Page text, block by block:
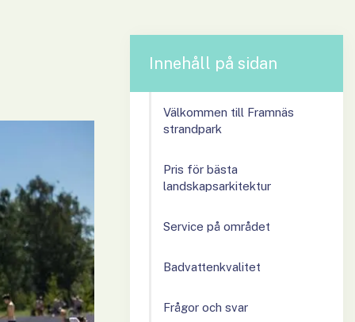
Innehåll på sidan
Välkommen till Framnäs
strandpark
Pris för bästa
landskapsarkitektur
Service på området
Badvattenkvalitet
Frågor och svar